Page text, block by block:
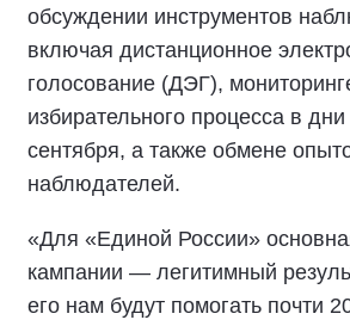
обсуждении инструментов
включая дистанционное
голосование (ДЭГ),
избирательного процесса в
сентября, а также обмене
наблюдателей.
«Для «Единой России»
кампании — легитимный
его нам будут помогать почти